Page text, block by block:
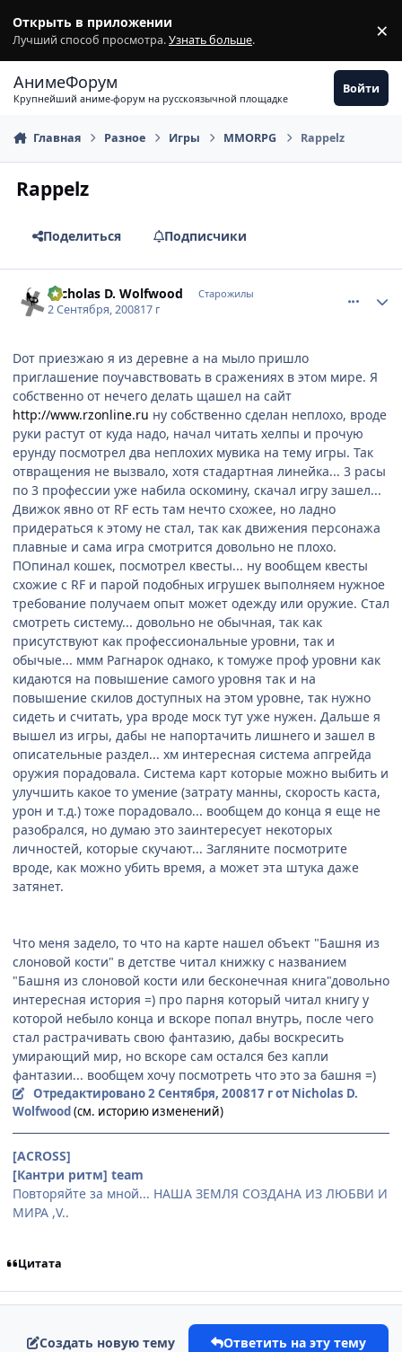
Открыть в приложении
Лучший способ просмотра.Узнать больше. ×
АнимеФорум
Крупнейший аниме-форум на русскоязычной площадке
Войти
Главная Разное Игры MMORPG Rappelz
Rappelz
Поделиться Подписчики
Nicholas D. Wolfwood Старожилы
2 Сентября, 200817 г
Dот приезжаю я из деревне а на мыло пришло
приглашение поучавствовать в сражениях в этом мире. Я
собственно от нечего делать щашел на сайт
http://www.rzonline.ru ну собственно сделан неплохо, вроде
руки растут от куда надо, начал читать хелпы и прочую
ерунду посмотрел два неплохих мувика на тему игры. Так
отвращения не вызвало, хотя стадартная линейка... 3 расы
по 3 профессии уже набила оскомину, скачал игру зашел...
Движок явно от RF есть там нечто схожее, но ладно
придераться к этому не стал, так как движения персонажа
плавные и сама игра смотрится довольно не плохо.
ПОпинал кошек, посмотрел квесты... ну вообщем квесты
схожие с RF и парой подобных игрушек выполняем нужное
требование получаем опыт может одежду или оружие. Стал
смотреть систему... довольно не обычная, так как
присутствуют как профессиональные уровни, так и
обычые... ммм Рагнарок однако, к томуже проф уровни как
кидаются на повышение самого уровня так и на
повышение скилов доступных на этом уровне, так нужно
сидеть и считать, ура вроде моск тут уже нужен. Дальше я
вышел из игры, дабы не напортачить лишнего и зашел в
описательные раздел... хм интересная система апгрейда
оружия порадовала. Система карт которые можно выбить и
улучшить какое то умение (затрату манны, скорость каста,
урон и т.д.) тоже порадовало... вообщем до конца я еще не
разобрался, но думаю это заинтересует некоторых
личностей, которые скучают... Загляните посмотрите
вроде, как можно убить время, а может эта штука даже
затянет.
Что меня задело, то что на карте нашел объект "Башня из
слоновой кости" в детстве читал книжку с названием
"Башня из слоновой кости или бесконечная книга"довольно
интересная история =) про парня который читал книгу у
которой небыло конца и вскоре попал внутрь, после чего
стал растрачивать свою фантазию, дабы воскресить
умирающий мир, но вскоре сам остался без капли
фантазии... вообщем хочу посмотреть что это за башня =)
Отредактировано2 Сентября, 200817 гот Nicholas D.
Wolfwood(см. историю изменений)
[ACROSS]
[Кантри ритм] team
Повторяйте за мной... НАША ЗЕМЛЯ СОЗДАНА ИЗ ЛЮБВИ И
МИРА ,V..
Цитата
Создать новую тему Ответить на эту тему